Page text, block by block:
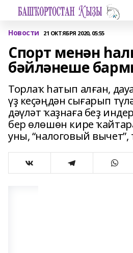
Новости 21 ОКТЯБРЯ 2020, 05:55
Спорт менән
бәйләнеше
Торлаҡ һатып алған,
үҙ кеҫәңдән сығарып
дәүләт ҡаҙнаға беҙ
бер өлөшөн кире
уны, “налоговый вычет”,